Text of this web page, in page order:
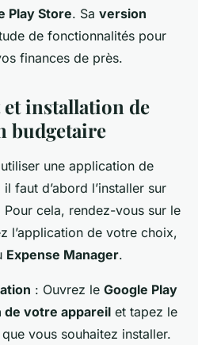
Play Store. Sa version
de fonctionnalités pour
finances de près.
installation de
budgetaire
une application de
il faut d’abord l’installer sur
Pour cela, rendez-vous sur le
l’application de votre choix,
Expense Manager.
: Ouvrez le Google Play
de votre appareil et tapez le
vous souhaitez installer.